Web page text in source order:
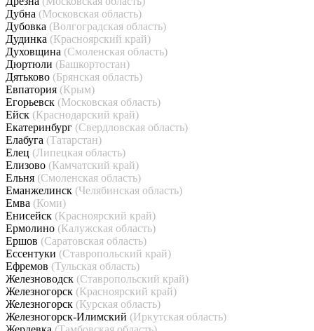
Дубна (Московская область)
Дубовка (Волгоградская область)
Дудинка (Красноярский край)
Духовщина (Смоленская область)
Дюртюли (Башкортостан)
Дятьково (Брянская область)
Евпатория (Крым)
Егорьевск (Московская область)
Ейск (Краснодарский край)
Екатеринбург (Свердловская область)
Елабуга (Татарстан)
Елец (Липецкая область)
Елизово (Камчатский край)
Ельня (Смоленская область)
Еманжелинск (Челябинская область)
Емва (Коми)
Енисейск (Красноярский край)
Ермолино (Калужская область)
Ершов (Саратовская область)
Ессентуки (Ставропольский край)
Ефремов (Тульская область)
Железноводск (Ставропольский край)
Железногорск (Красноярский край)
Железногорск (Курская область)
Железногорск-Илимский (Иркутская область)